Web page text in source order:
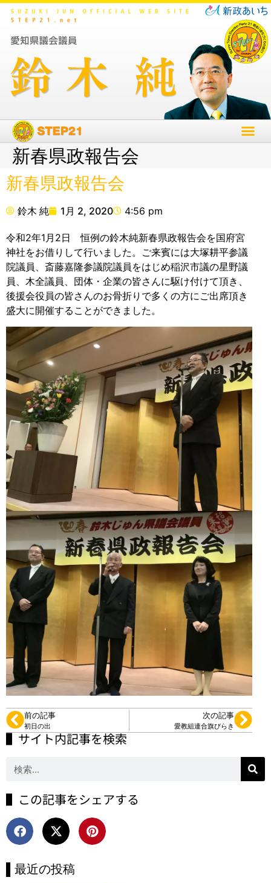
新春県政報告会
新春県政報告会
鈴木 純 1月 2, 2020 4:56 pm
令和2年1月2日 恒例の鈴木純新春県政報告会を国府宮
神社をお借りして行いました。ご来賓には大塚耕平参議
院議員、斎藤嘉隆参議院議員をはじめ稲沢市議の星野議
員、木全議員、団体・企業の皆さんに駆け付けて頂き、
後援会役員の皆さんのお骨折りで多くの方にご出席頂き
盛大に開催することができました。
前の記事
初日の出
次の記事
愛教組連合旗びらき
▌サイト内記事を検索
▌この記事をシェアする
▌最近の投稿